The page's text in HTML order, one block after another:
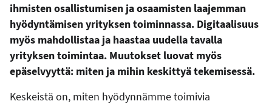
ihmisten osallistumisen ja osaamisten laajemman
hyödyntämisen yrityksen toiminnassa. Digitaalisuus
myös mahdollistaa ja haastaa uudella tavalla
yrityksen toimintaa. Muutokset luovat myös
epäselvyyttä: miten ja mihin keskittyä tekemisessä.
Keskeistä on, miten hyödynnämme toimivia